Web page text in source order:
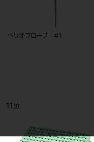
ぺリオプローブ ＃1
11 位